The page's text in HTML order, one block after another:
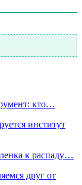
кто…
институт
к распаду…
друг от